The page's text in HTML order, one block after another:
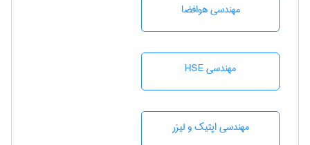
مهندسی هوافضا
مهندسی HSE
مهندسی اپتیک و لیزر